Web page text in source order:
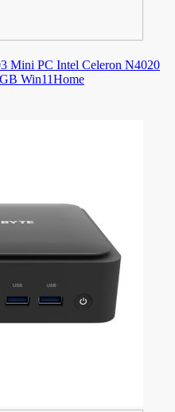
Mini PC Intel Celeron N4020
Win11Home